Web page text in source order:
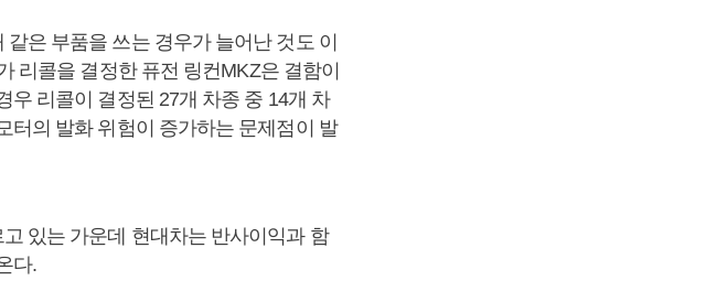
은 부품을 쓰는 경우가 늘어난 것도 이
리콜을 결정한 퓨전 링컨MKZ은 결함이
우 리콜이 결정된 27개 차종 중 14개 차
터의 발화 위험이 증가하는 문제점이 발
있는 가운데 현대차는 반사이익과 함
다.